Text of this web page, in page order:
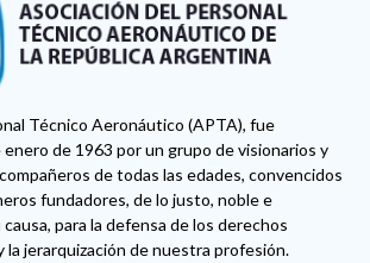
Técnico Aeronáutico (APTA), fue
de 1963 por un grupo de visionarios y
de todas las edades, convencidos
fundadores, de lo justo, noble e
para la defensa de los derechos
la jerarquización de nuestra profesión.